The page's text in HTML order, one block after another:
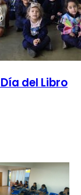
del Libro